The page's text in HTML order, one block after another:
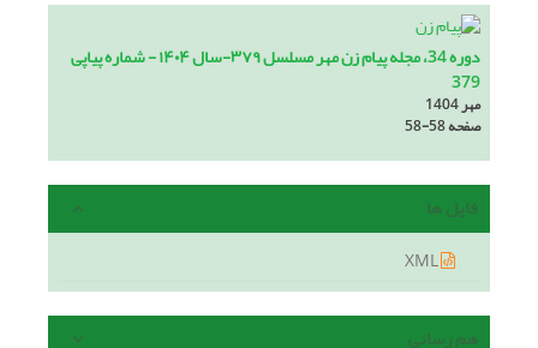
دوره 34، مجله پیام زن مهر مسلسل ۳۷۹-سال ۱۴۰۴ - شماره پیاپی
379
مهر 1404
صفحه58-58
فایل ها
هم رسانی